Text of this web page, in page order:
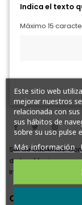
Indica el texto
Máximo 15
Set de Cubiertos,
de Ley, Macizos con
Incluido.
Completa tu
Este sitio web
mejorar nuestros
relacionada con
sus hábitos de
sobre su uso pulse
Más información